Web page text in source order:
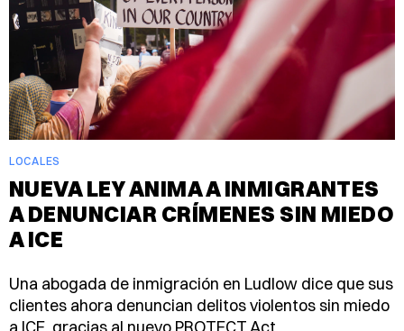
LOCALES
NUEVA LEY ANIMA A INMIGRANTES
A DENUNCIAR CRÍMENES SIN MIEDO
A ICE
Una abogada de inmigración en Ludlow dice que sus
clientes ahora denuncian delitos violentos sin miedo